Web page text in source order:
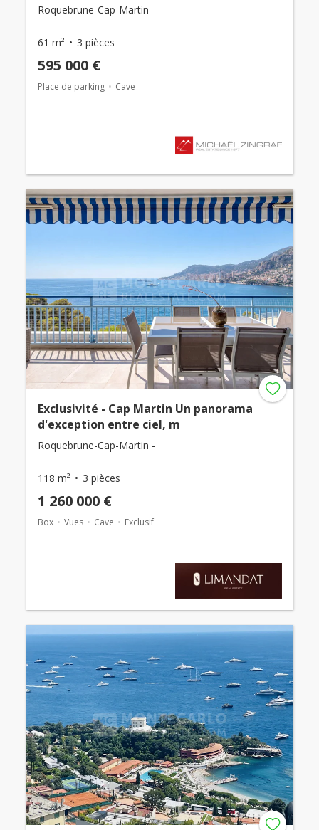
Roquebrune-Cap-Martin -
61 m² 3 pièces
595 000 €
Place de parking Cave
Exclusivité - Cap Martin Un panorama
d'exception entre ciel, m
Roquebrune-Cap-Martin -
118 m² 3 pièces
1 260 000 €
Box Vues Cave Exclusif